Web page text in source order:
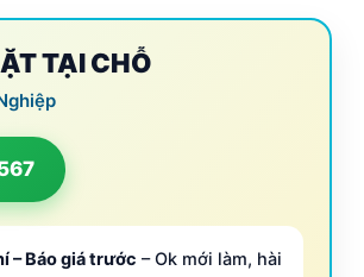
TẠI CHỖ
– Báo giá trước – Ok mới làm, hài